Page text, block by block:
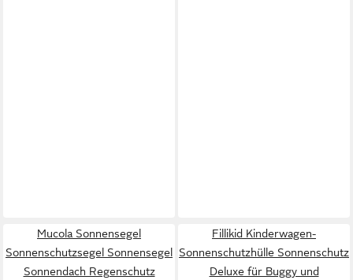
Mucola Sonnensegel
Sonnenschutzsegel Sonnensegel
Sonnendach Regenschutz
Fillikid Kinderwagen-
Sonnenschutzhülle Sonnenschutz
Deluxe für Buggy und